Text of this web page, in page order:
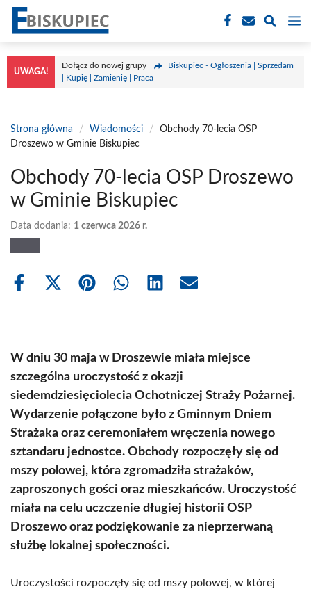
Przejdź
treści
UWAGA!
Dołącz do nowej grupy
Biskupiec - Ogłoszenia | Sprzedam
| Kupię | Zamienię | Praca
Strona główna / Wiadomości /
Obchody 70-lecia OSP
Droszewo w Gminie Biskupiec
Obchody 70-lecia OSP Droszewo
w Gminie Biskupiec
Data dodania: 1 czerwca 2026 r.
Share
Share
(Twitter)
Share Share Share Share
W dniu 30 maja w Droszewie miała miejsce
szczególna uroczystość z okazji
siedemdziesięciolecia Ochotniczej Straży Pożarnej.
Wydarzenie połączone było z Gminnym Dniem
Strażaka oraz ceremoniałem wręczenia nowego
sztandaru jednostce. Obchody rozpoczęły się od
mszy polowej, która zgromadziła strażaków,
zaproszonych gości oraz mieszkańców. Uroczystość
miała na celu uczczenie długiej historii OSP
Droszewo oraz podziękowanie za nieprzerwaną
służbę lokalnej społeczności.
Uroczystości rozpoczęły się od mszy polowej, w której